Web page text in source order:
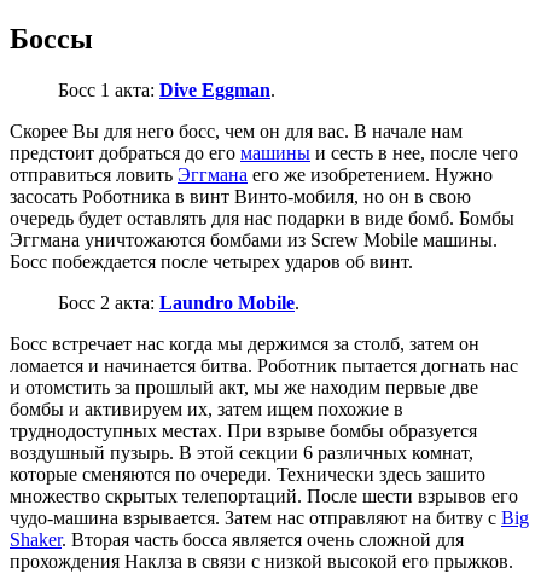
Боссы
Босс 1 акта: Dive Eggman.
Скорее Вы для него босс, чем он для вас. В начале нам
предстоит добраться до его машины и сесть в нее, после чего
отправиться ловить Эггмана его же изобретением. Нужно
засосать Роботника в винт Винто-мобиля, но он в свою
очередь будет оставлять для нас подарки в виде бомб. Бомбы
Эггмана уничтожаются бомбами из Screw Mobile машины.
Босс побеждается после четырех ударов об винт.
Босс 2 акта: Laundro Mobile.
Босс встречает нас когда мы держимся за столб, затем он
ломается и начинается битва. Роботник пытается догнать нас
и отомстить за прошлый акт, мы же находим первые две
бомбы и активируем их, затем ищем похожие в
труднодоступных местах. При взрыве бомбы образуется
воздушный пузырь. В этой секции 6 различных комнат,
которые сменяются по очереди. Технически здесь зашито
множество скрытых телепортаций. После шести взрывов его
чудо-машина взрывается. Затем нас отправляют на битву с Big
Shaker. Вторая часть босса является очень сложной для
прохождения Наклза в связи с низкой высокой его прыжков.